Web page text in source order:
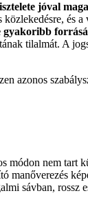
jóval
és a
gyakoribb
tilalmát. A
azonos
módon nem tart
sávban, rossz